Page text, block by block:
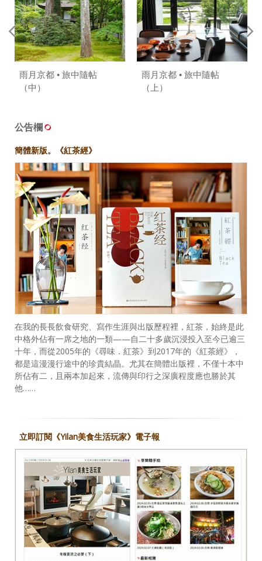
雨月京都 • 旅中隨帖
（中）
雨月京都 • 旅中隨帖
（上）
公告欄
簡體新版。《紅茶經》
在我的長長飲食研究、寫作生涯與出版歷程裡，紅茶，始終是此
中格外佔有一席之地的一類——自二十多歲沉浸投入至今已逾三
十年，而從2005年的《尋味．紅茶》到2017年的《紅茶經》，
都是這漫漫行途中的珍貴結晶。尤其在簡體出版裡，不僅十本中
所佔有二，且兩本加起來，流傳與印行之深廣程度應也勝於其
他……
立即訂閱《Yilan美食生活玩家》電子報